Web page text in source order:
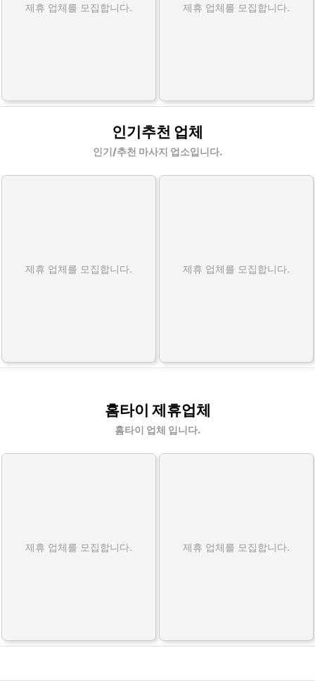
제휴 업체를 모집합니다. 제휴 업체를 모집합니다.
인기추천 업체
인기/추천 마사지 업소입니다.
제휴 업체를 모집합니다. 제휴 업체를 모집합니다.
홈타이 제휴업체
홈타이 업체 입니다.
제휴 업체를 모집합니다. 제휴 업체를 모집합니다.